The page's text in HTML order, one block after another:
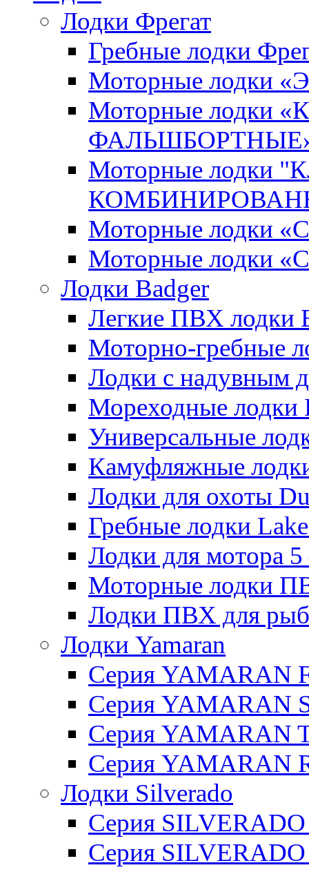
Лодки Фрегат
Гребные лодки
Моторные лодки
Моторные лодки
Моторные лодки
Моторные
Моторные лодки
Лодки Badger
Легкие ПВХ лодки
Моторно-гребные
Лодки с надувным
Мореходные лодки
Универсальные
Камуфляжные
Лодки для охоты
Гребные лодки
Лодки для мотора
Моторные лодки
Лодки ПВХ для
Лодки Yamaran
Серия YAMARAN
Серия YAMARAN
Серия YAMARAN
Серия YAMARAN
Лодки Silverado
Серия
Серия SILVERADO